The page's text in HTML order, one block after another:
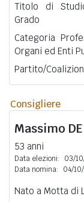
Titolo di
Grado
Categoria
Organi ed Enti
Partito/
Consigliere
Massimo
53 anni
Data elezioni:
03/
Data nomina:
04/
Nato a Motta di